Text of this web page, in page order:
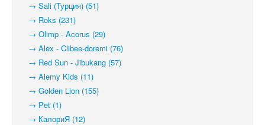
→ Sali (Турция) (51)
→ Roks (231)
→ Olimp - Acorus (29)
→ Alex - Clibee-doremi (76)
→ Red Sun - Jibukang (57)
→ Alemy Kids (11)
→ Golden Lion (155)
→ Pet (1)
→ КалориЯ (12)